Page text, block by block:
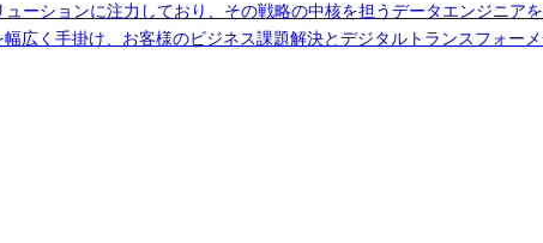
ーションに注力しており、その戦略の中核を担うデータエンジニア
広く手掛け、お客様のビジネス課題解決とデジタルトランスフォー
DynamoDB ・データウェアハウス: Snowflake, Amazon Redshift,
Glue, Azure Data Factory, Google Cloud Dataflow ・BIツール/データ
ませんが、プロジェクトを通じて様々な業界のドメイン知識を習得